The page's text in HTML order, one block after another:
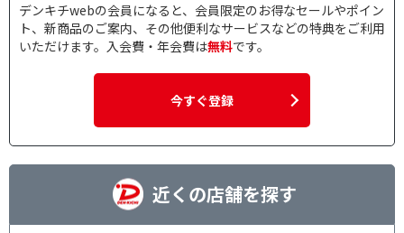
デンキチwebの会員になると、会員限定のお得なセールやポイン
ト、新商品のご案内、その他便利なサービスなどの特典をご利用
いただけます。入会費・年会費は無料です。
今すぐ登録
近くの店舗を探す